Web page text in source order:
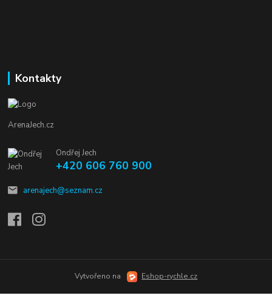
Kontakty
ArenaJech.cz
Ondřej Jech
+420 606 760 900
arenajech@seznam.cz
Vytvořeno na Eshop-rychle.cz